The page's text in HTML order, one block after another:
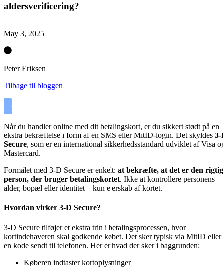
aldersverificering?
May 3, 2025
Peter Eriksen
Tilbage til bloggen
Når du handler online med dit betalingskort, er du sikkert stødt på en
ekstra bekræftelse i form af en SMS eller MitID-login. Det skyldes 3-
Secure, som er en international sikkerhedsstandard udviklet af Visa
Mastercard.
Formålet med 3-D Secure er enkelt: at bekræfte, at det er den
person, der bruger betalingskortet. Ikke at kontrollere personens
alder, bopæl eller identitet – kun ejerskab af kortet.
Hvordan virker 3-D Secure?
3-D Secure tilføjer et ekstra trin i betalingsprocessen, hvor
kortindehaveren skal godkende købet. Det sker typisk via MitID eller
en kode sendt til telefonen. Her er hvad der sker i baggrunden:
Køberen indtaster kortoplysninger